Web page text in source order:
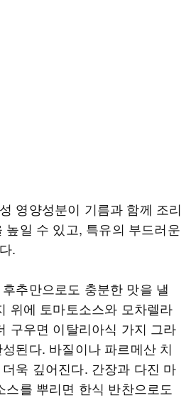
영양성분이 기름과 함께 조리
높일 수 있고, 특유의 부드러운
.
추만으로도 충분한 맛을 낼
위에 토마토소스와 모차렐라
구우면 이탈리아식 가지 그라
된다. 바질이나 파르메산 치
욱 깊어진다. 간장과 다진 마
스를 뿌리면 한식 반찬으로도